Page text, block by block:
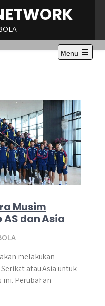
Menu
Open
Musim
AS dan Asia
melakukan
atau Asia untuk
Perubahan